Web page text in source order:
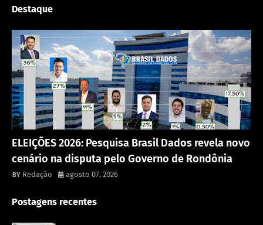
Destaque
ELEIÇÕES 2026: Pesquisa Brasil Dados revela novo
cenário na disputa pelo Governo de Rondônia
Redação agosto 07, 2026
Postagens recentes